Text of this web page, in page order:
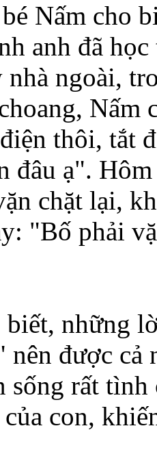
Nấm cho
anh đã
ngoài,
thôi, tắt
đâu ạ".
chặt lại,
"Bố phải
những
được cả
sống rất
con,